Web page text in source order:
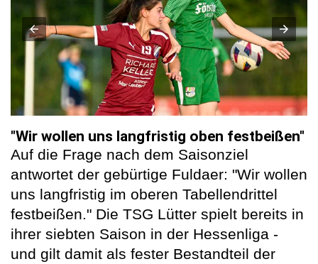
"Wir wollen uns langfristig oben festbeißen"
Auf die Frage nach dem Saisonziel
antwortet der gebürtige Fuldaer: "Wir wollen
uns langfristig im oberen Tabellendrittel
festbeißen." Die TSG Lütter spielt bereits in
ihrer siebten Saison in der Hessenliga -
und gilt damit als fester Bestandteil der